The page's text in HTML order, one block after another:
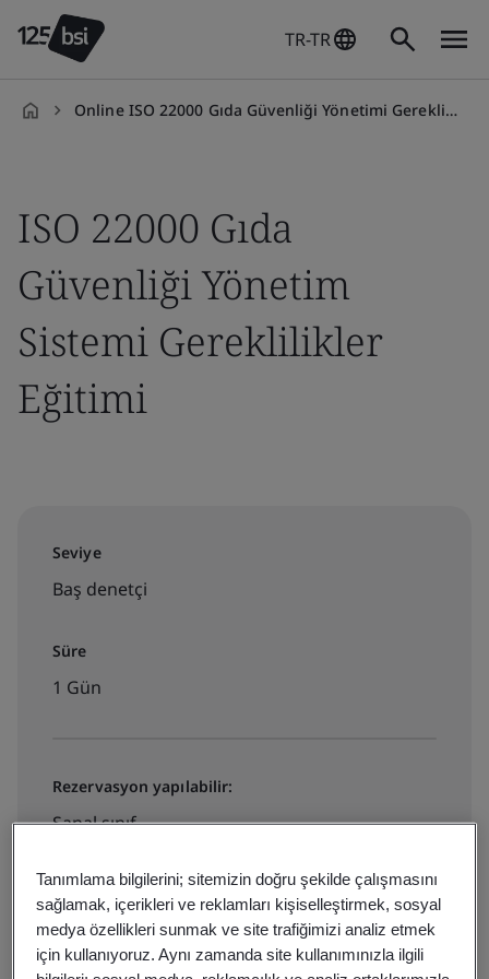
TR-TR
Online ISO 22000 Gıda Güvenliği Yönetimi Gereklilikler Eğitimi
ISO 22000 Gıda
Güvenliği Yönetim
Sistemi Gereklilikler
Eğitimi
Seviye
Baş denetçi
Süre
1 Gün
Rezervasyon yapılabilir:
Sanal sınıf
Eğitim Programı ve Hemen Kayıt
Tanımlama bilgilerini; sitemizin doğru şekilde çalışmasını
sağlamak, içerikleri ve reklamları kişiselleştirmek, sosyal
medya özellikleri sunmak ve site trafiğimizi analiz etmek
için kullanıyoruz. Aynı zamanda site kullanımınızla ilgili